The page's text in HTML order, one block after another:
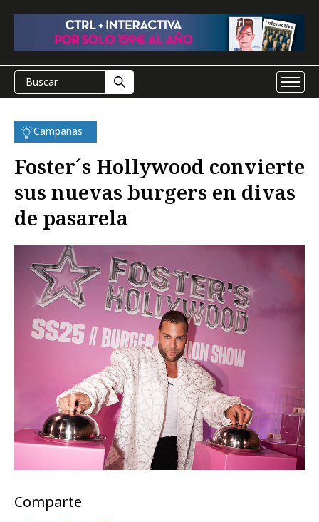
Campañas
Foster´s Hollywood convierte
sus nuevas burgers en divas
de pasarela
Comparte